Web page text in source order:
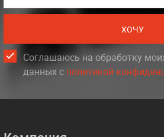
ХОЧУ
Соглашаюсь на обработку
данных c политикой